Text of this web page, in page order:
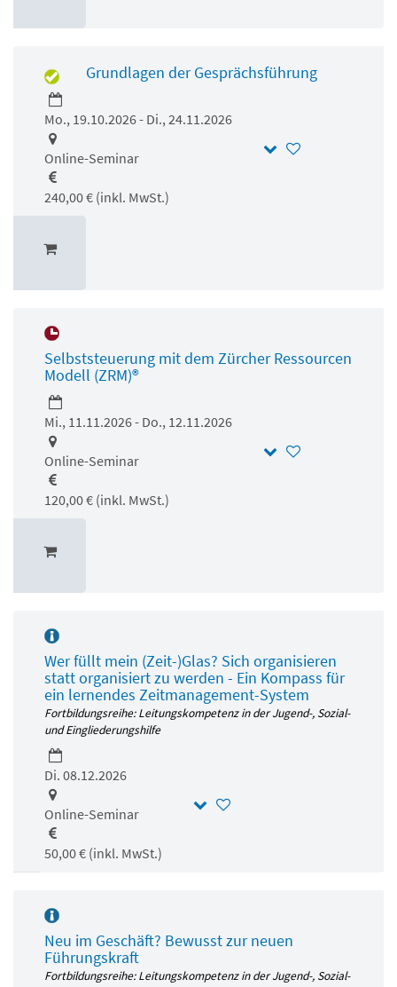
Grundlagen der Gesprächsführung
Mo., 19.10.2026 - Di., 24.11.2026
Online-Seminar
240,00 € (inkl. MwSt.)
Selbststeuerung mit dem Zürcher Ressourcen
Modell (ZRM)®
Mi., 11.11.2026 - Do., 12.11.2026
Online-Seminar
120,00 € (inkl. MwSt.)
Wer füllt mein (Zeit-)Glas? Sich organisieren
statt organisiert zu werden - Ein Kompass für
ein lernendes Zeitmanagement-System
Fortbildungsreihe: Leitungskompetenz in der Jugend-, Sozial-
und Eingliederungshilfe
Di. 08.12.2026
Online-Seminar
50,00 € (inkl. MwSt.)
Neu im Geschäft? Bewusst zur neuen
Führungskraft
Fortbildungsreihe: Leitungskompetenz in der Jugend-, Sozial-